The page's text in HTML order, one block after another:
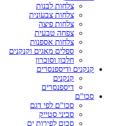
צלחות לבנות
צלחות צבעונית
צלחות פיצה
צפחה טבעית
צלחות אספנות
ספלים מאגים וקנקנים
חלבון וסוכרון
קנקנים ודיספנסרים
קנקנים
דיספנסרים
סכו"ם
סכו"ם לפי דגם
סכיני סטייק
סכום לפירות ים